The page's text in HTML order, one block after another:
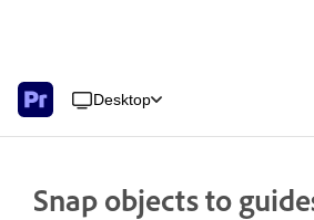
Desktop
Snap objects to